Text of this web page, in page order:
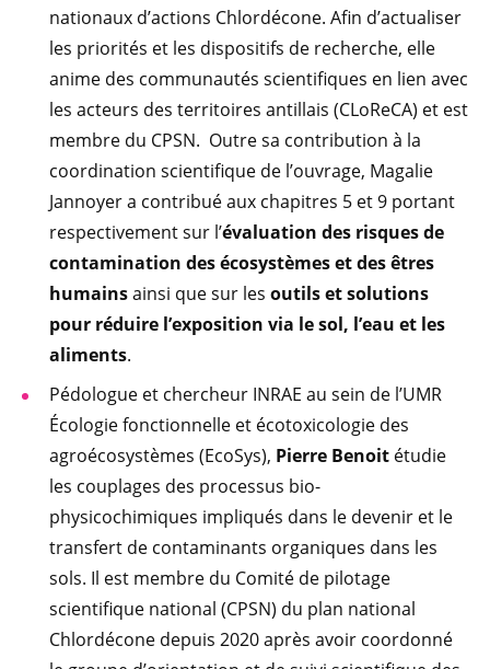
nationaux d’actions Chlordécone. Afin d’actualiser
les priorités et les dispositifs de recherche, elle
anime des communautés scientifiques en lien avec
les acteurs des territoires antillais (CLoReCA) et est
membre du CPSN. Outre sa contribution à la
coordination scientifique de l’ouvrage, Magalie
Jannoyer a contribué aux chapitres 5 et 9 portant
respectivement sur l’évaluation des risques de
contamination des écosystèmes et des êtres
humainsainsi que sur les outils et solutions
pour réduire l’exposition via le sol, l’eau et les
aliments.
Pédologue et chercheur INRAE au sein de l’UMR
Écologie fonctionnelle et écotoxicologie des
agroécosystèmes (EcoSys), Pierre Benoit étudie
les couplages des processus bio-
physicochimiques impliqués dans le devenir et le
transfert de contaminants organiques dans les
sols. Il est membre du Comité de pilotage
scientifique national (CPSN) du plan national
Chlordécone depuis 2020 après avoir coordonné